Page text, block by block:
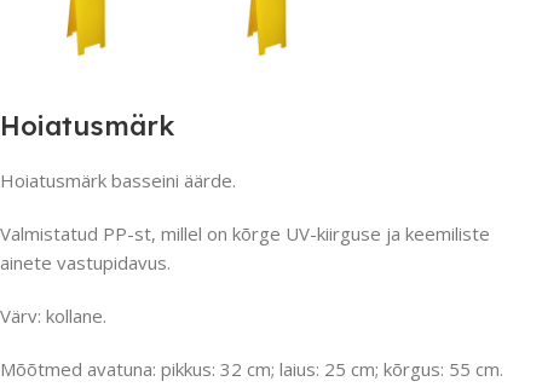
Hoiatusmärk
Hoiatusmärk basseini äärde.
Valmistatud PP-st, millel on kõrge UV-kiirguse ja keemiliste
ainete vastupidavus.
Värv: kollane.
Mõõtmed avatuna: pikkus: 32 cm; laius: 25 cm; kõrgus: 55 cm.